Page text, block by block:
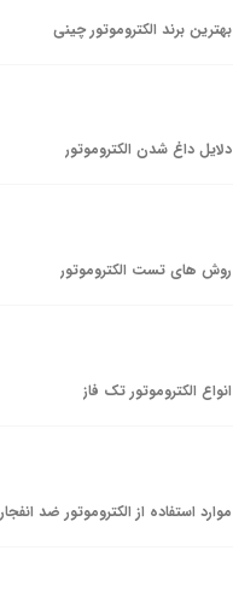
بهترین برند الکتروموتور چینی
دلایل داغ شدن الکتروموتور
روش های تست الکتروموتور
انواع الکتروموتور تک فاز
موارد استفاده از الکتروموتور ضد انفجار